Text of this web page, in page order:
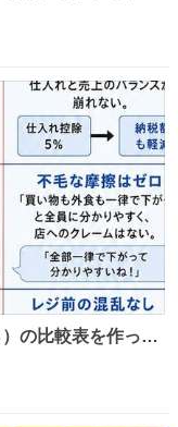
の比較表を作って